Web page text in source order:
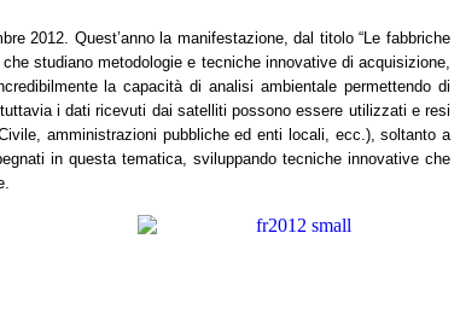
2012. Quest’anno la manifestazione, dal titolo “Le fabbriche
studiano metodologie e tecniche innovative di acquisizione,
la capacità di analisi ambientale permettendo di
i dati ricevuti dai satelliti possono essere utilizzati e resi
amministrazioni pubbliche ed enti locali, ecc.), soltanto a
in questa tematica, sviluppando tecniche innovative che